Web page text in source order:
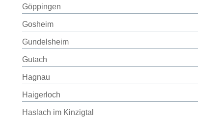
Göppingen
Gosheim
Gundelsheim
Gutach
Hagnau
Haigerloch
Haslach im Kinzigtal